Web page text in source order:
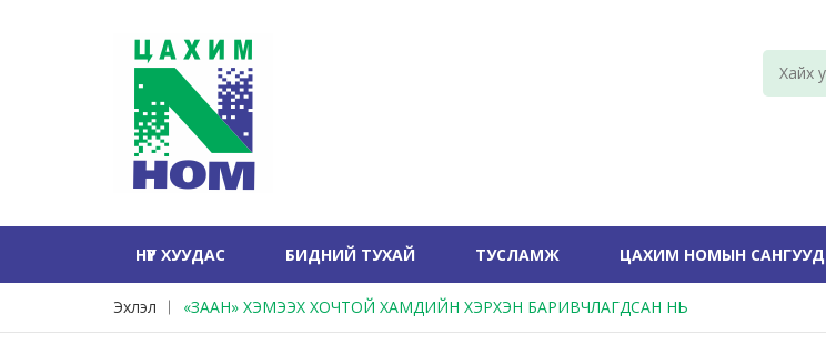
НҮҮР ХУУДАС БИДНИЙ ТУХАЙ ТУСЛАМЖ ЦАХИМ НОМЫН САНГУУД
Эхлэл «ЗААН» ХЭМЭЭХ ХОЧТОЙ ХАМДИЙН ХЭРХЭН БАРИВЧЛАГДСАН НЬ